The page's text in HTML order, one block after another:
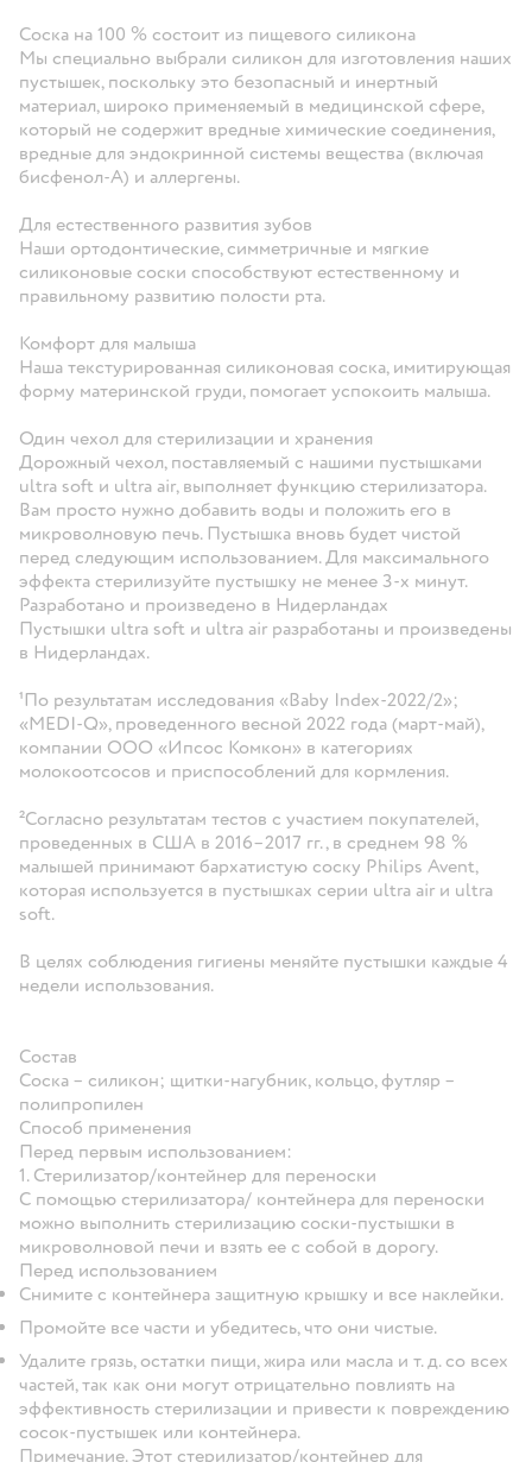
Соска на 100 % состоит из пищевого силикона
Мы специально выбрали силикон для изготовления наших
пустышек, поскольку это безопасный и инертный
материал, широко применяемый в медицинской сфере,
который не содержит вредные химические соединения,
вредные для эндокринной системы вещества (включая
бисфенол-А) и аллергены.
Для естественного развития зубов
Наши ортодонтические, симметричные и мягкие
силиконовые соски способствуют естественному и
правильному развитию полости рта.
Комфорт для малыша
Наша текстурированная силиконовая соска, имитирующая
форму материнской груди, помогает успокоить малыша.
Один чехол для стерилизации и хранения
Дорожный чехол, поставляемый с нашими пустышками
ultra soft и ultra air, выполняет функцию стерилизатора.
Вам просто нужно добавить воды и положить его в
микроволновую печь. Пустышка вновь будет чистой
перед следующим использованием. Для максимального
эффекта стерилизуйте пустышку не менее 3-х минут.
Разработано и произведено в Нидерландах
Пустышки ultra soft и ultra air разработаны и произведены
в Нидерландах.
¹По результатам исследования «Baby Index-2022/2»;
«MEDI-Q», проведенного весной 2022 года (март-май),
компании ООО «Ипсос Комкон» в категориях
молокоотсосов и приспособлений для кормления.
²Согласно результатам тестов с участием покупателей,
проведенных в США в 2016–2017 гг., в среднем 98 %
малышей принимают бархатистую соску Philips Avent,
которая используется в пустышках серии ultra air и ultra
soft.
В целях соблюдения гигиены меняйте пустышки каждые 4
недели использования.
Состав
Соска – силикон; щитки-нагубник, кольцо, футляр –
полипропилен
Способ применения
Перед первым использованием:
1. Стерилизатор/контейнер для переноски
С помощью стерилизатора/ контейнера для переноски
можно выполнить стерилизацию соски-пустышки в
микроволновой печи и взять ее с собой в дорогу.
Перед использованием
Снимите с контейнера защитную крышку и все наклейки.
Промойте все части и убедитесь, что они чистые.
Удалите грязь, остатки пищи, жира или масла и т. д. со всех
частей, так как они могут отрицательно повлиять на
эффективность стерилизации и привести к повреждению
сосок-пустышек или контейнера.
Примечание. Этот стерилизатор/контейнер для